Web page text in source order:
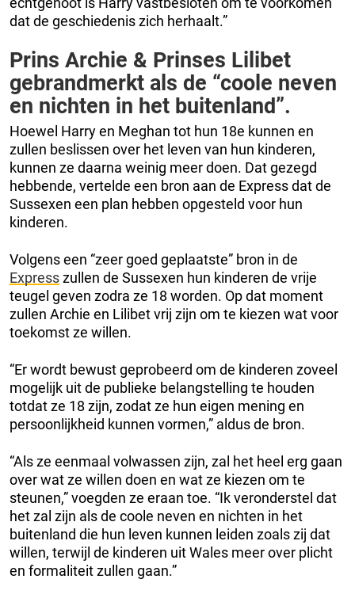
dat de geschiedenis zich herhaalt.”
Prins Archie & Prinses Lilibet
gebrandmerkt als de “coole neven
en nichten in het buitenland”.
Hoewel Harry en Meghan tot hun 18e kunnen en
zullen beslissen over het leven van hun kinderen,
kunnen ze daarna weinig meer doen. Dat gezegd
hebbende, vertelde een bron aan de Express dat de
Sussexen een plan hebben opgesteld voor hun
kinderen.
Volgens een “zeer goed geplaatste” bron in de
Expresszullen de Sussexen hun kinderen de vrije
teugel geven zodra ze 18 worden. Op dat moment
zullen Archie en Lilibet vrij zijn om te kiezen wat voor
toekomst ze willen.
“Er wordt bewust geprobeerd om de kinderen zoveel
mogelijk uit de publieke belangstelling te houden
totdat ze 18 zijn, zodat ze hun eigen mening en
persoonlijkheid kunnen vormen,” aldus de bron.
“Als ze eenmaal volwassen zijn, zal het heel erg gaan
over wat ze willen doen en wat ze kiezen om te
steunen,” voegden ze eraan toe. “Ik veronderstel dat
het zal zijn als de coole neven en nichten in het
buitenland die hun leven kunnen leiden zoals zij dat
willen, terwijl de kinderen uit Wales meer over plicht
en formaliteit zullen gaan.”